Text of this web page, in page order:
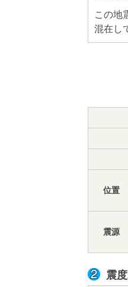
この地
混在し
位置
震源
震